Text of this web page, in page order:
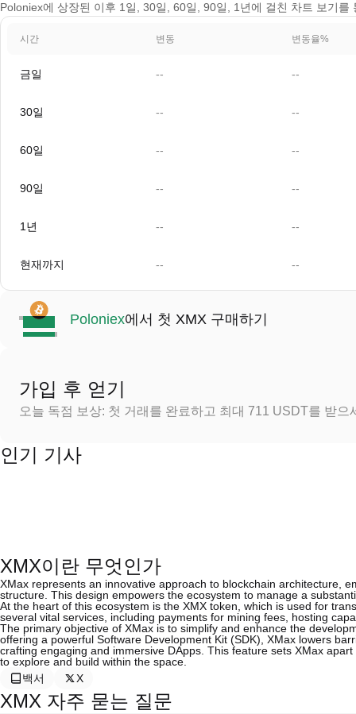
Poloniex에 상장된 이후 1일, 30일, 60일, 90일, 1년에 걸친 차트 보기를
시간 변동 변동율%
금일 -- --
30일 -- --
60일 -- --
90일 -- --
1년 -- --
현재까지 -- --
Poloniex에서 첫 XMX 구매하기
가입 후 얻기
오늘 독점 보상: 첫 거래를 완료하고 최대 711 USDT를 받으
인기 기사
XMX이란 무엇인가
XMax represents an innovative approach to blockchain architecture,
structure. This design empowers the ecosystem to manage a
At the heart of this ecosystem is the XMX token, which is used for
several vital services, including payments for mining fees, hosting
The primary objective of XMax is to simplify and enhance the
offering a powerful Software Development Kit (SDK), XMax lowers
crafting engaging and immersive DApps. This feature sets XMax
to explore and build within the space.
백서
X
XMX 자주 묻는 질문